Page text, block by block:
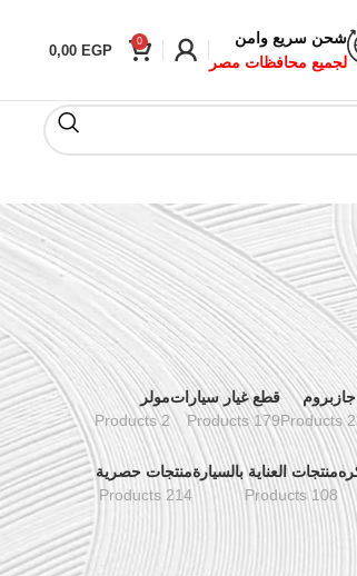
شحن سريع وامن
لجميع محافظات مصر
0
0,00 EGP
جازبروم
2 Products
قطع غيار سيارات
179 Products
مولر
2 Products
منتجات العناية بالسيارة
108 Products
منتجات حصرية
214 Products